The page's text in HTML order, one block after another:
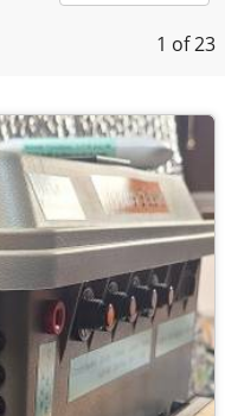
1 of 23